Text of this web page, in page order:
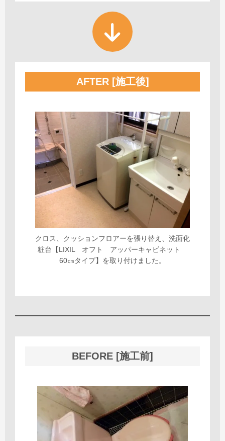
AFTER [施工後]
クロス、クッションフロアーを張り替え、洗面化
粧台【LIXIL オフト アッパーキャビネット
60㎝タイプ】を取り付けました。
BEFORE [施工前]